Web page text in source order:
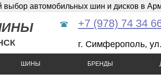
автомобильных шин и дисков в
+7 (978) 74 34
г. Симферополь,
ШИНЫ БРЕНДЫ